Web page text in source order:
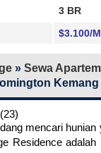
3 BR
$3.100/
» Sewa
(23)
mencari
Residence